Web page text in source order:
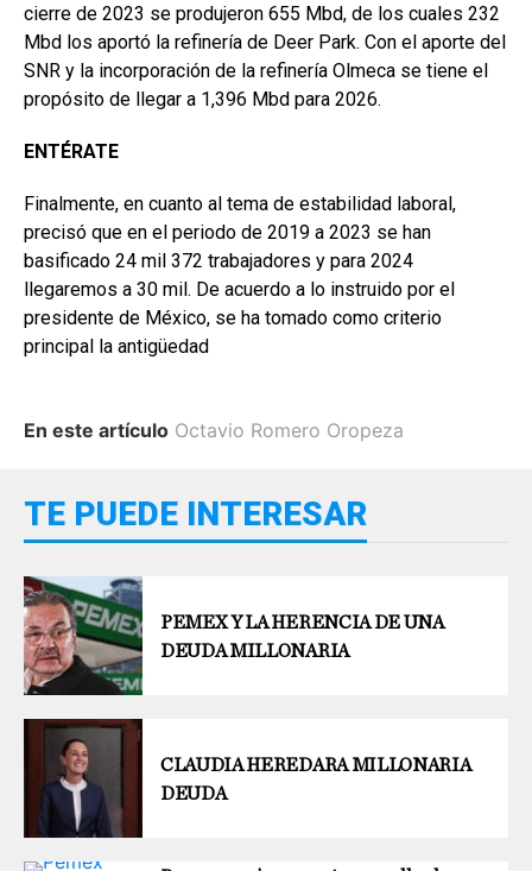
cierre de 2023 se produjeron 655 Mbd, de los cuales 232
Mbd los aportó la refinería de Deer Park. Con el aporte del
SNR y la incorporación de la refinería Olmeca se tiene el
propósito de llegar a 1,396 Mbd para 2026.
ENTÉRATE
Finalmente, en cuanto al tema de estabilidad laboral,
precisó que en el periodo de 2019 a 2023 se han
basificado 24 mil 372 trabajadores y para 2024
llegaremos a 30 mil. De acuerdo a lo instruido por el
presidente de México, se ha tomado como criterio
principal la antigüedad
En este artículo Octavio Romero Oropeza
TE PUEDE INTERESAR
PEMEX Y LA HERENCIA DE UNA
DEUDA MILLONARIA
CLAUDIA HEREDARA MILLONARIA
DEUDA